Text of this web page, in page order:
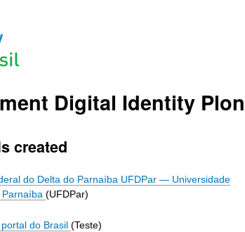
Digital Identity
created
do Delta do Parnaíba UFDPar — Universidade
Parnaíba (UFDPar)
do Brasil (Teste)